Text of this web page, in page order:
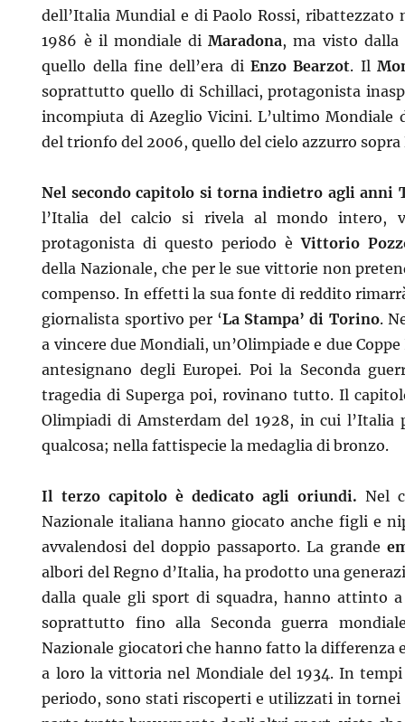
dell’Italia Mundial e di Paolo Rossi, ribattezzato
1986 è il mondiale diMaradona, ma visto dalla
quello della fine dell’era di Enzo Bearzot. Il
soprattutto quello di Schillaci, protagonista
incompiuta di Azeglio Vicini. L’ultimo Mondiale
del trionfo del 2006, quello del cielo azzurro
Nel secondo capitolo si torna indietro agli anni
l’Italia del calcio si rivela al mondo intero,
protagonista di questo periodo è Vittorio
della Nazionale, che per le sue vittorie non
compenso. In effetti la sua fonte di reddito
giornalista sportivo per ‘La Stampa’ di Torino.
a vincere due Mondiali, un’Olimpiade e due
antesignano degli Europei. Poi la Seconda
tragedia di Superga poi, rovinano tutto. Il
Olimpiadi di Amsterdam del 1928, in cui l’Italia
qualcosa; nella fattispecie la medaglia di bronzo.
Il terzo capitolo è dedicato agli oriundi. Nel
Nazionale italiana hanno giocato anche figli e
avvalendosi del doppio passaporto. La grande
albori del Regno d’Italia, ha prodotto una
dalla quale gli sport di squadra, hanno attinto
soprattutto fino alla Seconda guerra
Nazionale giocatori che hanno fatto la differenza
a loro la vittoria nel Mondiale del 1934. In
periodo, sono stati riscoperti e utilizzati in